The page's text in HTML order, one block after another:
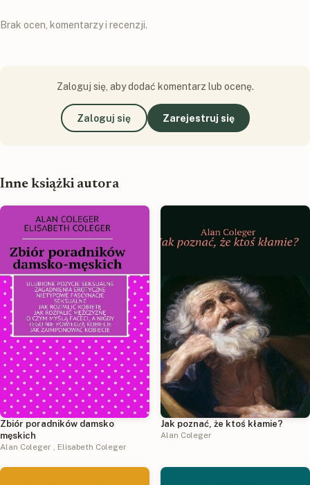
Brak ocen, komentarzy i recenzji.
Zaloguj się, aby dodać komentarz lub ocenę.
Zaloguj się Zarejestruj się
Inne książki autora
Zbiór poradników damsko
męskich
Alan Coleger , Elisabeth Coleger
Jak poznać, że ktoś kłamie?
Alan Coleger